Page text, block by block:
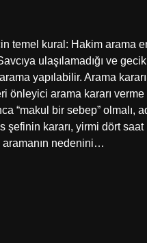
temel kural: Hakim arama
ulaşılamadığı ve
yapılabilir. Arama
önleyici arama kararı
“makul bir sebep” olmalı,
şefinin kararı, yirmi dört
aramanın nedenini…